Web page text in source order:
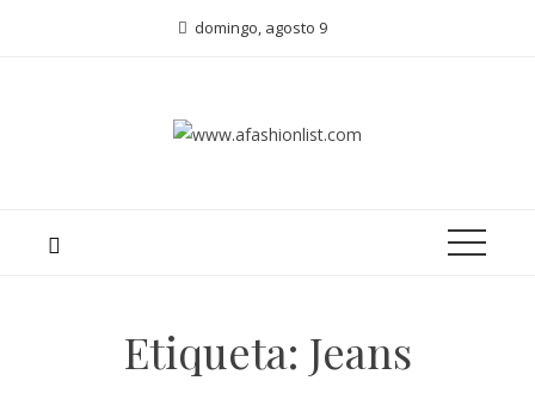
domingo, agosto 9
Etiqueta: Jeans